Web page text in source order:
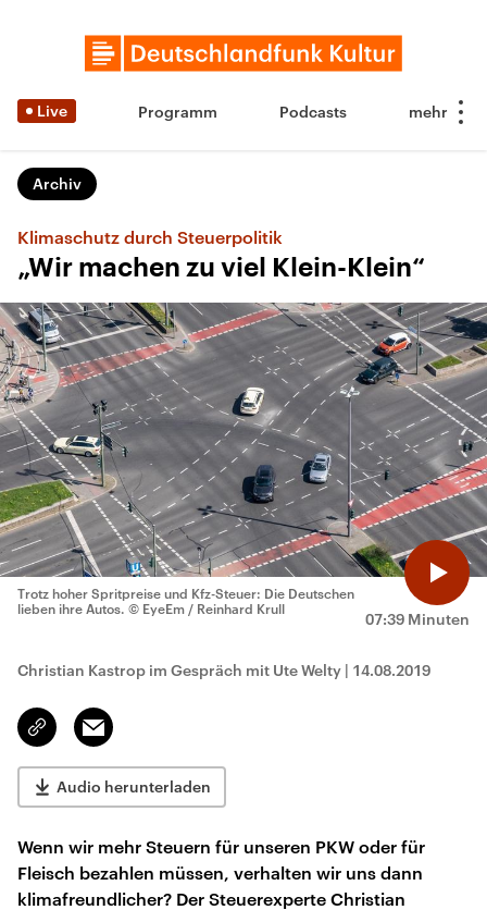
Live Programm Podcasts
Archiv
Klimaschutz durch Steuerpolitik
„Wir machen zu viel Klein-Klein“
07:39 Minuten
Trotz hoher Spritpreise und Kfz-Steuer: Die Deutschen
lieben ihre Autos. © EyeEm / Reinhard Krull
Christian Kastrop im Gespräch mit Ute Welty | 14.08.2019
Link
kopieren/teilen
Email
Audio herunterladen
Wenn wir mehr Steuern für unseren PKW oder für
Fleisch bezahlen müssen, verhalten wir uns dann
klimafreundlicher? Der Steuerexperte Christian